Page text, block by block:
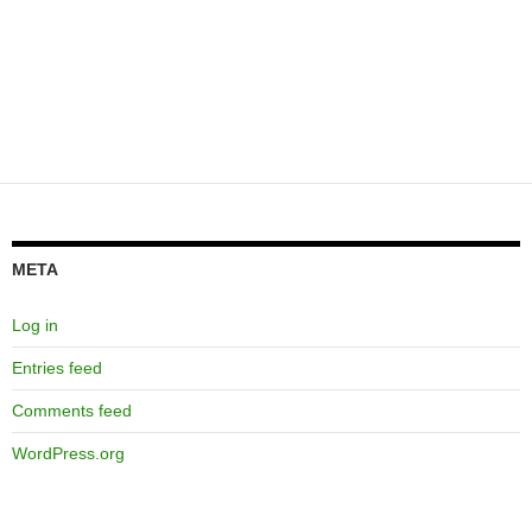
META
Log in
Entries feed
Comments feed
WordPress.org